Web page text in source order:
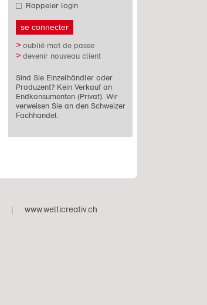
Rappeler login
oublié mot de passe
devenir nouveau client
Sind Sie Einzelhändler oder
Produzent? Kein Verkauf an
Endkonsumenten (Privat). Wir
verweisen Sie an den Schweizer
Fachhandel.
| www.welticreativ.ch